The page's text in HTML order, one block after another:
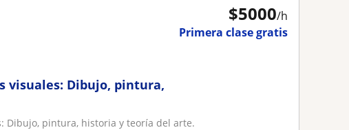
$5000/h
Primera clase gratis
visuales: Dibujo, pintura,
Dibujo, pintura, historia y teoría del arte.